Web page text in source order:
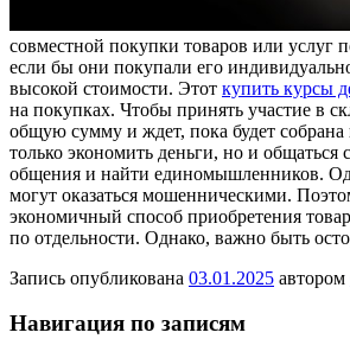
совместной покупки товаров или
если бы они покупали его
высокой стоимости. Этот купить курсы
на покупках. Чтобы принять участие в
общую сумму и ждет, пока будет
только экономить деньги, но и
общения и найти единомышленников.
могут оказаться мошенническими.
экономичный способ приобретения
по отдельности. Однако, важно быть
Запись опубликована 03.01.2025 автором
Навигация по записям